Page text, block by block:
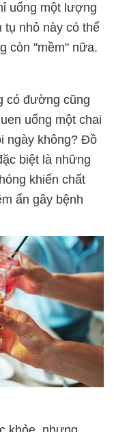
uống một lượng
nhỏ này có thể
còn "mềm" nữa.
có đường cũng
uống một chai
ngày không? Đồ
biệt là những
khiến chất
ẩn gây bệnh